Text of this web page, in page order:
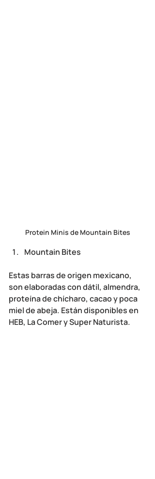
Protein Minis de Mountain Bites
Mountain Bites
Estas barras de origen mexicano,
son elaboradas con dátil, almendra,
proteína de chícharo, cacao y poca
miel de abeja. Están disponibles en
HEB, La Comer y Super Naturista.